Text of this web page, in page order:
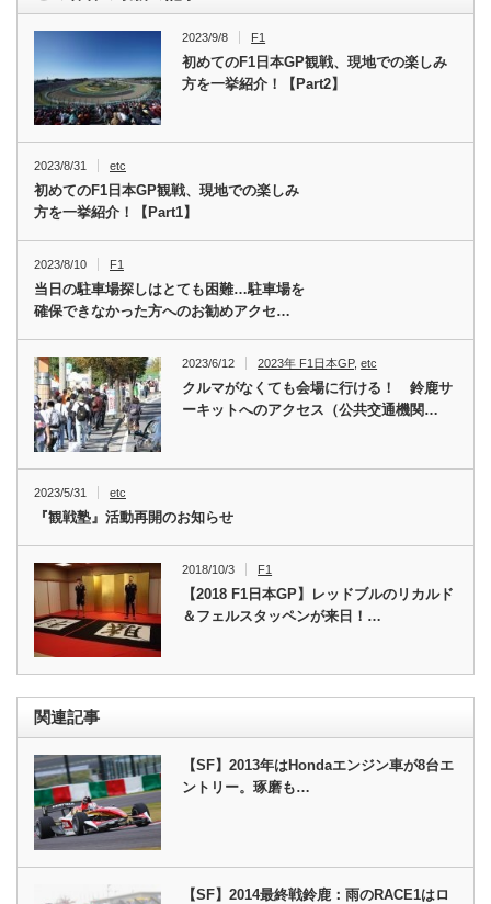
2023/9/8 F1
初めてのF1日本GP観戦、現地での楽しみ
方を一挙紹介！【Part2】
2023/8/31 etc
初めてのF1日本GP観戦、現地での楽しみ
方を一挙紹介！【Part1】
2023/8/10 F1
当日の駐車場探しはとても困難…駐車場を
確保できなかった方へのお勧めアクセ…
2023/6/12 2023年 F1日本GP,etc
クルマがなくても会場に行ける！ 鈴鹿サ
ーキットへのアクセス（公共交通機関…
2023/5/31 etc
『観戦塾』活動再開のお知らせ
2018/10/3 F1
【2018 F1日本GP】レッドブルのリカルド
＆フェルスタッペンが来日！…
関連記事
【SF】2013年はHondaエンジン車が8台エ
ントリー。琢磨も…
【SF】2014最終戦鈴鹿：雨のRACE1はロ